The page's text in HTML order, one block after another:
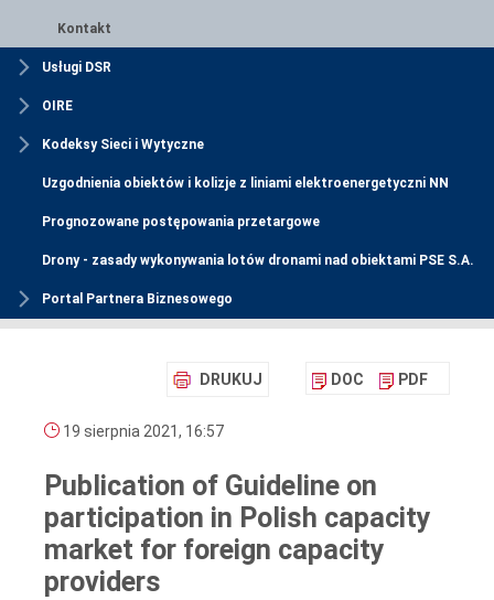
Kontakt
Usługi DSR
OIRE
Kodeksy Sieci i Wytyczne
Uzgodnienia obiektów i kolizje z liniami elektroenergetyczni NN
Prognozowane postępowania przetargowe
Drony - zasady wykonywania lotów dronami nad obiektami PSE S.A.
Portal Partnera Biznesowego
DRUKUJ DOC PDF
19 sierpnia 2021, 16:57
Publication of Guideline on
participation in Polish capacity
market for foreign capacity
providers